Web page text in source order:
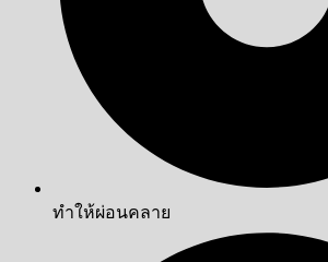
ทำให้ผ่อนคลาย